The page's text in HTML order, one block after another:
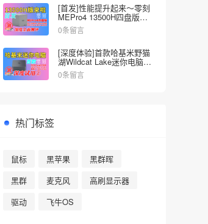
[首发]性能提升起来～零刻
MEPro4 13500H四盘版
NAS深度全面测试
0条留言
[深度体验]首款哈基米野猫
湖Wildcat Lake迷你电脑来
啦～零刻EQI Core3-304
0条留言
热门标签
鼠标 黑苹果
黑群晖
黑群
麦克风
高刷显示器
驱动
飞牛OS